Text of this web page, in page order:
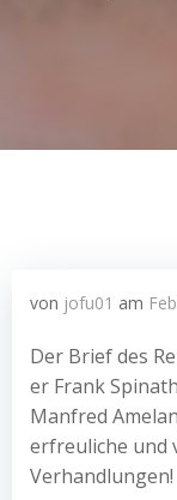
von jofu01 am
Der Brief des
er Frank
Manfred
erfreuliche und
Verhandlungen!